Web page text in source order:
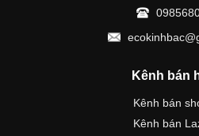
Kênh bán
Kênh bán
Kênh bán